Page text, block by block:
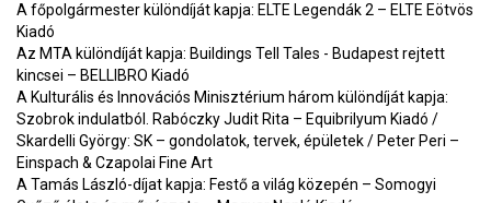
A főpolgármester különdíját kapja: ELTE Legendák 2 – ELTE Eötvös
Kiadó
Az MTA különdíját kapja: Buildings Tell Tales - Budapest rejtett
kincsei – BELLIBRO Kiadó
A Kulturális és Innovációs Minisztérium három különdíját kapja:
Szobrok indulatból. Rabóczky Judit Rita – Equibrilyum Kiadó /
Skardelli György: SK – gondolatok, tervek, épületek / Peter Peri –
Einspach & Czapolai Fine Art
A Tamás László-díjat kapja: Festő a világ közepén – Somogyi